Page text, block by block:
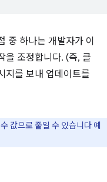
중 하나는 개발자가 이
을 조정합니다. (즉, 클
지를 보내 업데이트를
값으로 줄일 수 있습니다 예